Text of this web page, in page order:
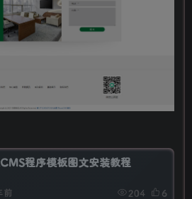
程序模板图文安装教程
前 204 6